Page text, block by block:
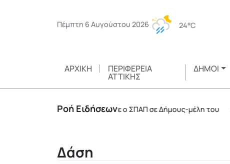
Πέμπτη 6 Αυγούστου 2026 24°C
ΑΡΧΙΚΉ ΠΕΡΙΦΈΡΕΙΑ
ΑΤΤΙΚΉΣ
ΔΉΜΟΙ
Ροή Ειδήσεων
4Χ4 παραχώρησε ο ΣΠΑΠ σε Δήμους-μέλη του •
Δάση